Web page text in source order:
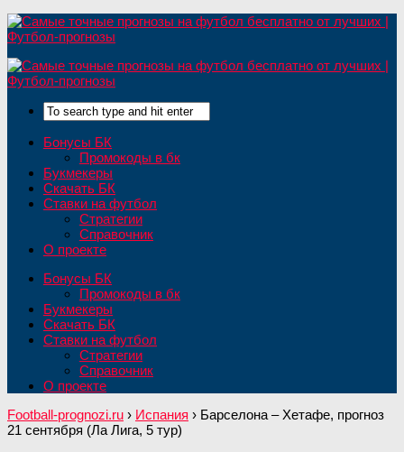
Бонусы БК
Промокоды в бк
Букмекеры
Скачать БК
Ставки на футбол
Стратегии
Справочник
О проекте
Бонусы БК
Промокоды в бк
Букмекеры
Скачать БК
Ставки на футбол
Стратегии
Справочник
О проекте
Football-prognozi.ru › Испания › Барселона – Хетафе, прогноз
21 сентября (Ла Лига, 5 тур)